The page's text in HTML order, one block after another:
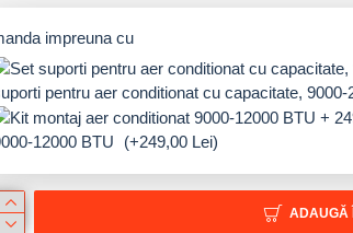
impreuna cu
pentru aer conditionat cu capacitate, 9000-
12000 BTU
(+249,00 Lei)
ADAUGĂ